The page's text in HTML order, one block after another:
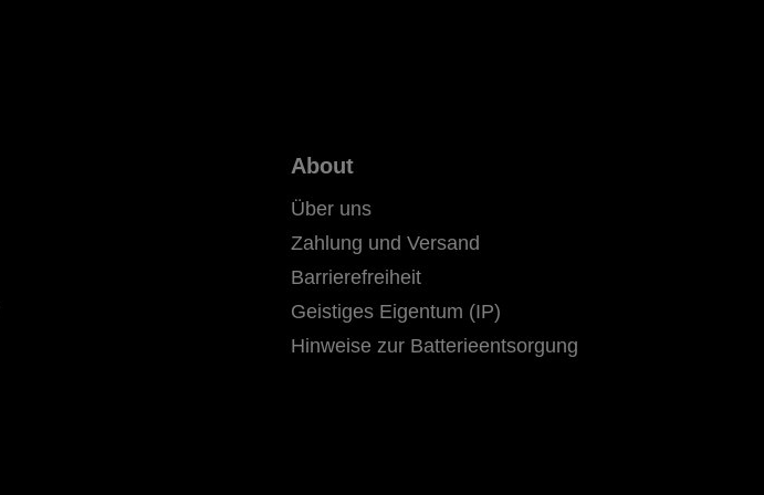
About
Über uns
Zahlung und Versand
Barrierefreiheit
Geistiges Eigentum (IP)
Hinweise zur Batterieentsorgung